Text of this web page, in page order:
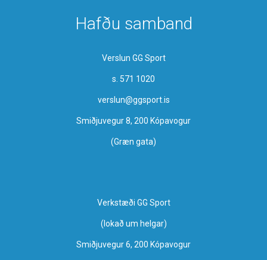
Hafðu samband
Verslun GG Sport
s. 571 1020
verslun@ggsport.is
Smiðjuvegur 8, 200 Kópavogur
(Græn gata)
Verkstæði GG Sport
​(lokað um helgar)
Smiðjuvegur 6, 200 Kópavogur